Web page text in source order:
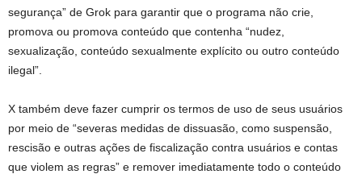
segurança” de Grok para garantir que o programa não crie,
promova ou promova conteúdo que contenha “nudez,
sexualização, conteúdo sexualmente explícito ou outro conteúdo
ilegal”.
X também deve fazer cumprir os termos de uso de seus usuários
por meio de “severas medidas de dissuasão, como suspensão,
rescisão e outras ações de fiscalização contra usuários e contas
que violem as regras” e remover imediatamente todo o conteúdo